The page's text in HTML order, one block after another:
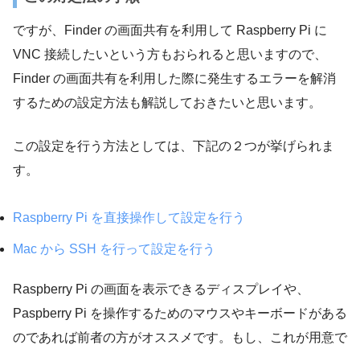
ですが、Finder の画面共有を利用して Raspberry Pi に
VNC 接続したいという方もおられると思いますので、
Finder の画面共有を利用した際に発生するエラーを解消
するための設定方法も解説しておきたいと思います。
この設定を行う方法としては、下記の２つが挙げられま
す。
Raspberry Pi を直接操作して設定を行う
Mac から SSH を行って設定を行う
Raspberry Pi の画面を表示できるディスプレイや、
Paspberry Pi を操作するためのマウスやキーボードがある
のであれば前者の方がオススメです。もし、これが用意で